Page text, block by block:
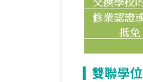
雙聯學位